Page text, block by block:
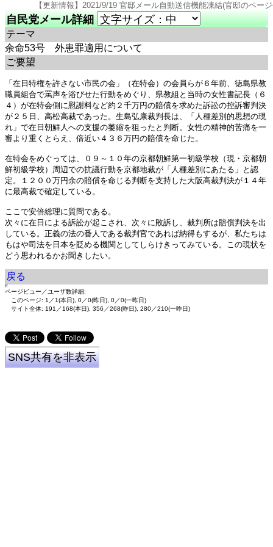
自民党メール詳細
テーマ
余命53号 外患罪適用について
ご要望
「在日特権を許さない市民の会」（在特会）の会員らが６年前、徳島県教
職員組合で罵声を浴びせた行動をめぐり、県教組と当時の女性書記長（６
４）が在特会側に慰謝料など約２千万円の賠償を求めた訴訟の控訴審判決
が２５日、高松高裁であった。生島弘康裁判長は、「人種差別的思想の現
れ」で在日朝鮮人への支援の萎縮を狙ったと判断。女性の精神的苦痛を一
審より重くとらえ、倍近い４３６万円の賠償を命じた。
在特会をめぐっては、０９～１０年の京都朝鮮第一初級学校（現・京都朝
鮮初級学校）周辺での抗議行動を京都地裁が「人種差別にあたる」と認
定。１２００万円余の賠償を命じる判断を支持した大阪高裁判決が１４年
に最高裁で確定している。
ここで安倍総理に質問である。
次々に在日による訴訟が起こされ、次々に敗訴し、裁判所は賠償判決を出
している。正義の法の番人である裁判官であれば納得もするが、私たちは
もはや司法を日本を貶める機関としてしらけきってみている。この現状を
どう思われるかお聞きしたい。
戻る
【更新情報】2021/9/19 官邸メール自動送信機能凍結(官邸のペー
ページビュー／ユーザ数詳細:
このページ: 1／1(本日), 0／0(昨日), 0／0(一昨日)
サイト全体: 191／168(本日), 356／268(昨日), 280／210(一昨日)